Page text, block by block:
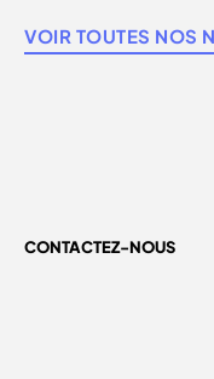
VOIR TOUTES NOS
CONTACTEZ-NOUS